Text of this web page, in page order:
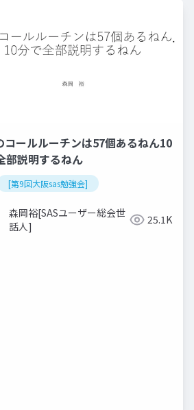
コールルーチンは57個あるねん10
部説明するねん
[第9回大阪sas勉強会]
森岡裕[SASユーザー総会世
話人]
25.1K